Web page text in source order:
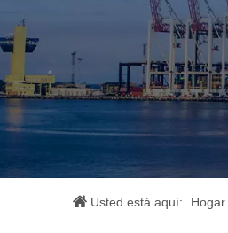
Usted está aquí: Hogar